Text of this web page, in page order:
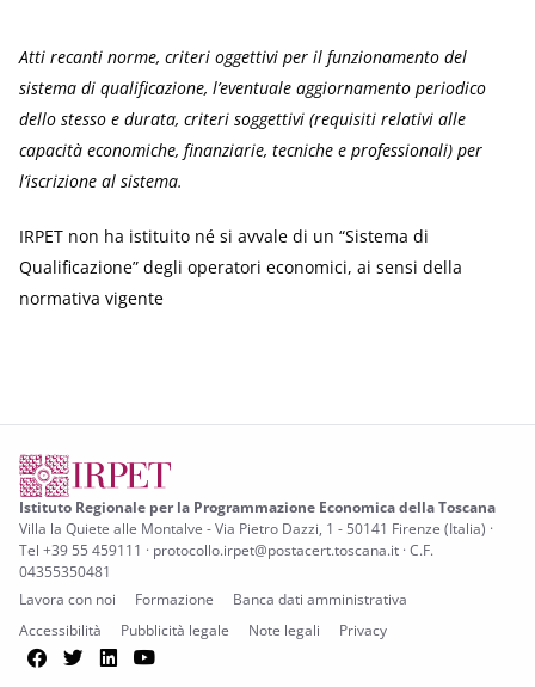
Atti recanti norme, criteri oggettivi per il funzionamento del
sistema di qualificazione, l’eventuale aggiornamento periodico
dello stesso e durata, criteri soggettivi (requisiti relativi alle
capacità economiche, finanziarie, tecniche e professionali) per
l’iscrizione al sistema.
IRPET non ha istituito né si avvale di un “Sistema di
Qualificazione” degli operatori economici, ai sensi della
normativa vigente
Istituto Regionale per la Programmazione Economica della Toscana
Villa la Quiete alle Montalve - Via Pietro Dazzi, 1 - 50141 Firenze (Italia) ·
Tel +39 55 459111 · protocollo.irpet@postacert.toscana.it · C.F.
04355350481
Lavora con noi
Formazione
Banca dati amministrativa
Accessibilità
Pubblicità legale Note legali Privacy
Facebook
TwitterLinkedIn